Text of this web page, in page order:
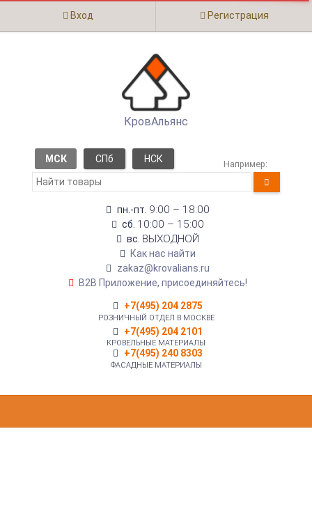
Вход Регистрация
КровАльянс
МСК СПб НСК Например:
пн.-пт. 9:00 – 18:00
сб. 10:00 – 15:00
вс. ВЫХОДНОЙ
Как нас найти
zakaz@krovalians.ru
B2B Приложение, присоединяйтесь!
+7(495) 204 2875
РОЗНИЧНЫЙ ОТДЕЛ В МОСКВЕ
+7(495) 204 2101
КРОВЕЛЬНЫЕ МАТЕРИАЛЫ
+7(495) 240 8303
ФАСАДНЫЕ МАТЕРИАЛЫ